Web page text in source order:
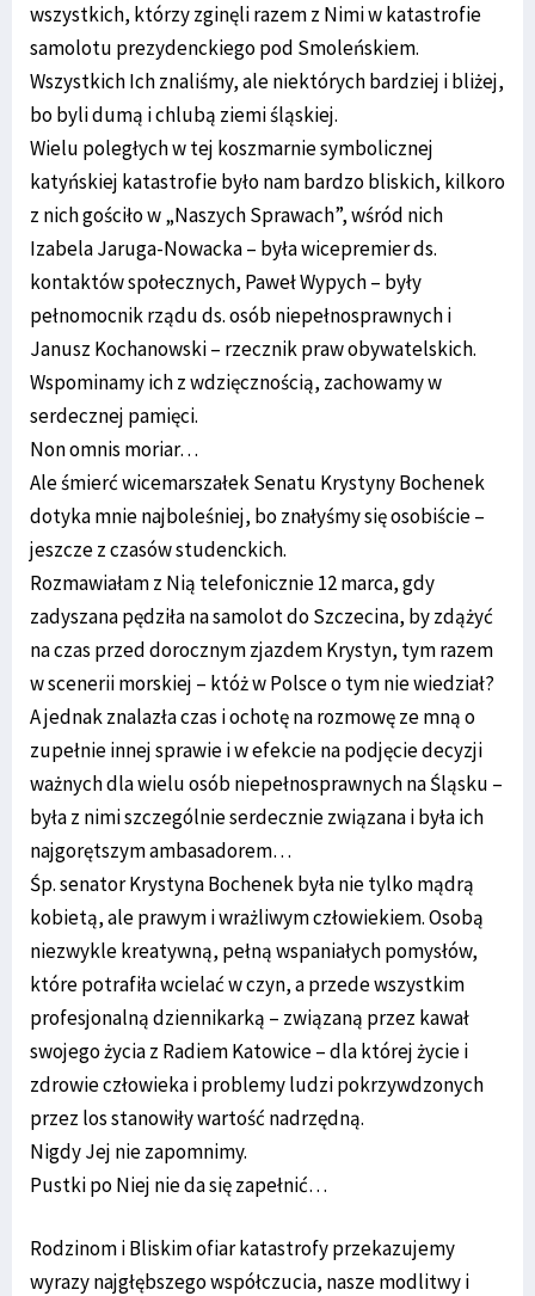
wszystkich, którzy zginęli razem z Nimi w katastrofie
samolotu prezydenckiego pod Smoleńskiem.
Wszystkich Ich znaliśmy, ale niektórych bardziej i bliżej,
bo byli dumą i chlubą ziemi śląskiej.
Wielu poległych w tej koszmarnie symbolicznej
katyńskiej katastrofie było nam bardzo bliskich, kilkoro
z nich gościło w „Naszych Sprawach”, wśród nich
Izabela Jaruga-Nowacka – była wicepremier ds.
kontaktów społecznych, Paweł Wypych – były
pełnomocnik rządu ds. osób niepełnosprawnych i
Janusz Kochanowski – rzecznik praw obywatelskich.
Wspominamy ich z wdzięcznością, zachowamy w
serdecznej pamięci.
Non omnis moriar…
Ale śmierć wicemarszałek Senatu Krystyny Bochenek
dotyka mnie najboleśniej, bo znałyśmy się osobiście –
jeszcze z czasów studenckich.
Rozmawiałam z Nią telefonicznie 12 marca, gdy
zadyszana pędziła na samolot do Szczecina, by zdążyć
na czas przed dorocznym zjazdem Krystyn, tym razem
w scenerii morskiej – któż w Polsce o tym nie wiedział?
A jednak znalazła czas i ochotę na rozmowę ze mną o
zupełnie innej sprawie i w efekcie na podjęcie decyzji
ważnych dla wielu osób niepełnosprawnych na Śląsku –
była z nimi szczególnie serdecznie związana i była ich
najgorętszym ambasadorem…
Śp. senator Krystyna Bochenek była nie tylko mądrą
kobietą, ale prawym i wrażliwym człowiekiem. Osobą
niezwykle kreatywną, pełną wspaniałych pomysłów,
które potrafiła wcielać w czyn, a przede wszystkim
profesjonalną dziennikarką – związaną przez kawał
swojego życia z Radiem Katowice – dla której życie i
zdrowie człowieka i problemy ludzi pokrzywdzonych
przez los stanowiły wartość nadrzędną.
Nigdy Jej nie zapomnimy.
Pustki po Niej nie da się zapełnić…
Rodzinom i Bliskim ofiar katastrofy przekazujemy
wyrazy najgłębszego współczucia, nasze modlitwy i